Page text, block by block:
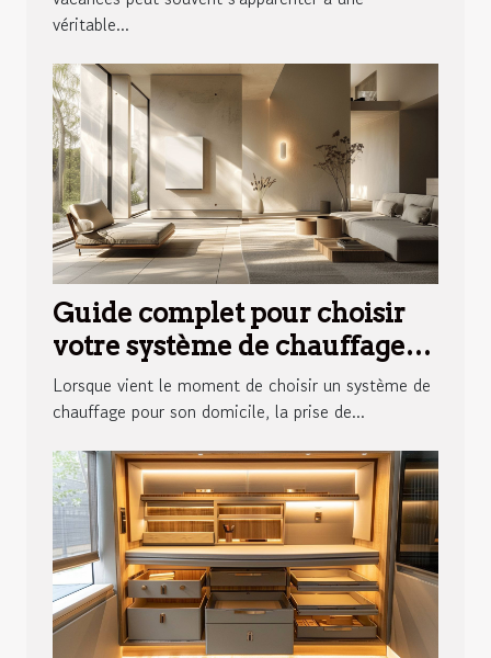
véritable...
Guide complet pour choisir
votre système de chauffage
idéal
Lorsque vient le moment de choisir un système de
chauffage pour son domicile, la prise de...